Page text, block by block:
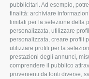
pubblicitari. Ad esempio,
finalità: archiviare
limitati per la selezione della
personalizzata, utilizzare
personalizzata, creare profili
utilizzare profili per la
prestazioni degli annunci,
comprendere il pubblico
provenienti da fonti diverse,
L'Associazione
Missione e Progetto
Organigramma
I Nostri Servizi
Uffici della Sede
provinciale